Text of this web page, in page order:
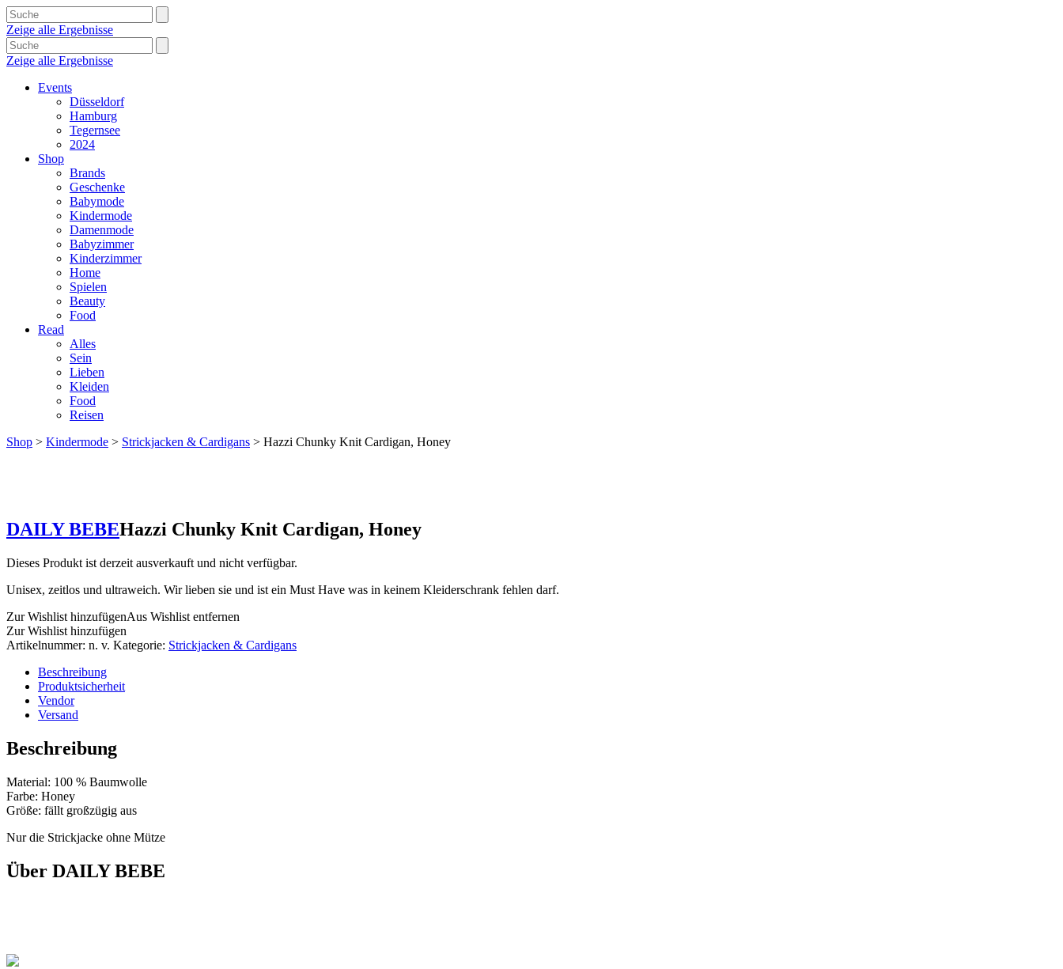
Zeige alle Ergebnisse
Zeige alle Ergebnisse
Events
Düsseldorf
Hamburg
Tegernsee
2024
Shop
Brands
Geschenke
Babymode
Kindermode
Damenmode
Babyzimmer
Kinderzimmer
Home
Spielen
Beauty
Food
Read
Alles
Sein
Lieben
Kleiden
Food
Reisen
Shop > Kindermode > Strickjacken & Cardigans > Hazzi Chunky Knit Cardigan, Honey
DAILY BEBEHazzi Chunky Knit Cardigan, Honey
Dieses Produkt ist derzeit ausverkauft und nicht verfügbar.
Unisex, zeitlos und ultraweich. Wir lieben sie und ist ein Must Have was in keinem Kleiderschrank fehlen darf.
Zur Wishlist hinzufügenAus Wishlist entfernen
Zur Wishlist hinzufügen
Artikelnummer: n. v. Kategorie: Strickjacken & Cardigans
Beschreibung
Produktsicherheit
Vendor
Versand
Beschreibung
Material: 100 % Baumwolle
Farbe: Honey
Größe: fällt großzügig aus
Nur die Strickjacke ohne Mütze
Über DAILY BEBE